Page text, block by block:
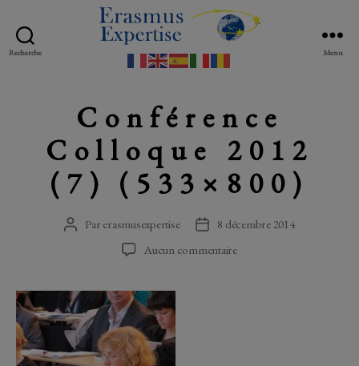
Recherche
Erasmus
Expertise
Menu
Conférence
Colloque 2012
(7) (533×800)
Auteur
Parerasmusexpertise
Date8 décembre 2014
Aucun commentairesur